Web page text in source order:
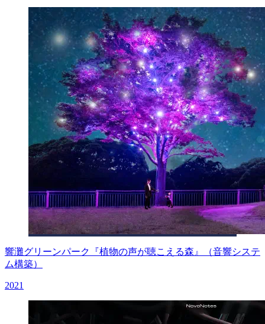
響灘グリーンパーク『植物の声が聴こえる森』（音響システ
ム構築）
2021